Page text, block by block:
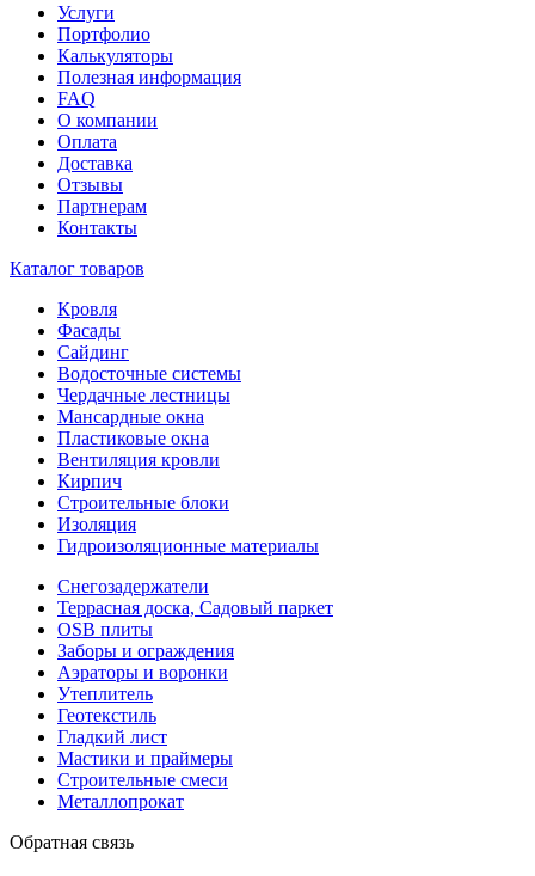
Услуги
Портфолио
Калькуляторы
Полезная информация
FAQ
О компании
Оплата
Доставка
Отзывы
Партнерам
Контакты
Каталог товаров
Кровля
Фасады
Сайдинг
Водосточные системы
Чердачные лестницы
Мансардные окна
Пластиковые окна
Вентиляция кровли
Кирпич
Строительные блоки
Изоляция
Гидроизоляционные материалы
Снегозадержатели
Террасная доска, Садовый паркет
OSB плиты
Заборы и ограждения
Аэраторы и воронки
Утеплитель
Геотекстиль
Гладкий лист
Мастики и праймеры
Строительные смеси
Металлопрокат
Обратная связь